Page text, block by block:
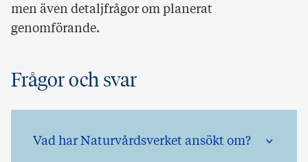
men även detaljfrågor om planerat
genomförande.
Frågor och svar
Vad har Naturvårdsverket ansökt om?